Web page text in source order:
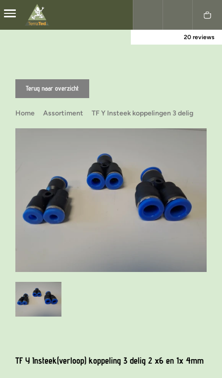
Nederlands
20 reviews
Terug naar overzicht
Home Assortiment TF Y Insteek koppelingen 3 delig
TF Y Insteek(verloop) koppeling 3 delig 2 x6 en 1x 4mm